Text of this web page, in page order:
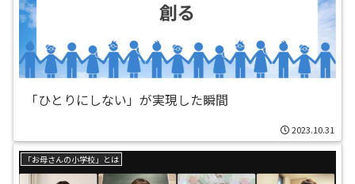
「ひとりにしない」が実現した瞬間
2023.10.31
「お母さんの小学校」とは